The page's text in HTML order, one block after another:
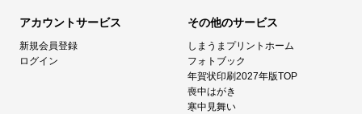
アカウントサービス
新規会員登録
ログイン
その他のサービス
しまうまプリントホーム
フォトブック
年賀状印刷2027年版TOP
喪中はがき
寒中見舞い